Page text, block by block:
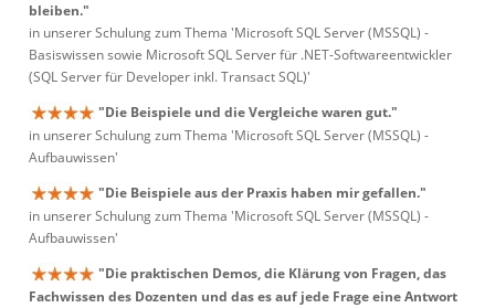
bleiben."
in unserer Schulung zum Thema 'Microsoft SQL Server (MSSQL) -
Basiswissen sowie Microsoft SQL Server für .NET-Softwareentwickler
(SQL Server für Developer inkl. Transact SQL)'
"Die Beispiele und die Vergleiche waren gut."
in unserer Schulung zum Thema 'Microsoft SQL Server (MSSQL) -
Aufbauwissen'
"Die Beispiele aus der Praxis haben mir gefallen."
in unserer Schulung zum Thema 'Microsoft SQL Server (MSSQL) -
Aufbauwissen'
"Die praktischen Demos, die Klärung von Fragen, das
Fachwissen des Dozenten und das es auf jede Frage eine Antwort